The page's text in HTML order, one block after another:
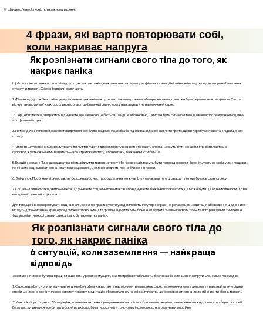
💛 Швидко. Легко. І з ясністю в кожному рішенні.
4 фрази, які варто повторювати собі,
коли накриває напруга
Як розпізнати сигнали свого тіла до того, як
накриє паніка
Щоб розпізнати сигнали свого тіла до того, як накриє паніка, важливо звертати увагу на фізичні та емоційні зміни, які можуть свідчити про наближення
стресу чи тривоги. Основні сигнали включають:
1. Фізичні відчуття: Звертайте увагу на зміни в диханні — якщо воно стає поверхневим або прискореним, це може бути першим знаком тривоги. Також
відчуття напруги в м'язах, особливо в області шиї, плечей і спини, можуть вказувати на накопичений стрес.
2. Серцебиття: Якщо ви раптом відчуваєте, що ваше серце б’ється швидше або нерівно, це може бути сигналом того, що ваше тіло реагує на емоційний
або фізичний стрес.
3. Потовиділення: Несподіване потовиділення, особливо на долонях, лобі або під пахвами, може свідчити про те, що ви перебуваєте в стані підвищеного
стресу.
4. Зміни в шлунково-кишковому тракті: Відчуття нудоти, дискомфорту в животі або навіть спазми можуть бути ознаками тривоги. Часто це
супроводжується змінами в апетиті — або втратою апетиту, або навпаки, бажанням їсти більше.
5. Емоційні ознаки: Підвищена дратівливість, відчуття тривоги, страху або безвиході можуть бути попередженням. Зверніть увагу на свої думки: якщо ви
починаєте зациклюватися на негативних сценаріях, це може свідчити про наближення паніки.
6. Зміни в сні: Проблеми зі сном, такі як безсоння або часті пробудження, можуть бути ознаками того, що ваше тіло перебуває в стані стресу.
7. Соціальні сигнали: Якщо ви помічаєте, що уникаєте соціальних контактів або відчуваєте бажання ізолюватися, це може бути ще одним сигналом, що ваш
емоційний стан погіршується.
Для того, щоб вчасно реагувати на ці сигнали, важливо практикувати усвідомленість. Регулярні вправи на релаксацію, медитація або ведення щоденника
можуть допомогти вам краще усвідомлювати свої емоції та фізичні відчуття. Чим більше ви будете знайомі зі своїм тілом та його реакціями, тим легше
буде помітити перші ознаки стресу і запобігти розвитку паніки.
Як розпізнати сигнали свого тіла до
того, як накриє паніка
6 ситуацій, коли заземлення — найкраща
відповідь
Заземлення може бути найкращим рішенням у різних ситуаціях, коли потрібна стабільність, безпека або зменшення напруги. Ось кілька прикладів:
1. Стрес на роботі: Коли ви відчуваєте, що робочі обов'язки стають надмірними і викликають стрес, заземлення може допомогти вам знайти внутрішній
спокій. Це можна зробити через коротку перерву, медитацію або прогулянку на свіжому повітрі, щоб зосередитися на моменті і знизити рівень тривоги.
2. Конфлікти у стосунках: У ситуаціях, коли виникають непорозуміння чи конфлікти з близькими людьми, заземлення може допомогти зберегти спокій.
Важливо зупинитися, зробити глибокий вдих і спробувати зрозуміти точку зору іншого, перш ніж реагувати емоційно.